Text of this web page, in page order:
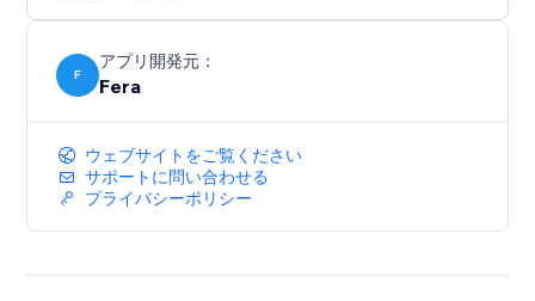
F
アプリ開発元：
Fera
ウェブサイトをご覧ください
サポートに問い合わせる
プライバシーポリシー